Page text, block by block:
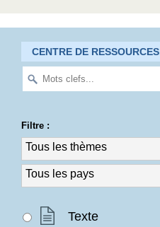
CENTRE DE RESSOURCES
Filtre :
Texte